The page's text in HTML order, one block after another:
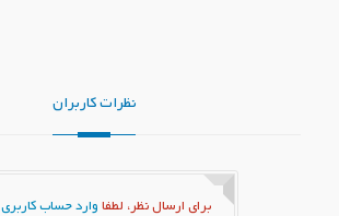
نظرات کاربران
برای ارسال نظر، لطفا وارد حساب کاربری